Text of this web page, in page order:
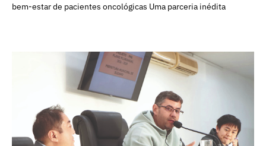
bem-estar de pacientes oncológicas Uma parceria inédita